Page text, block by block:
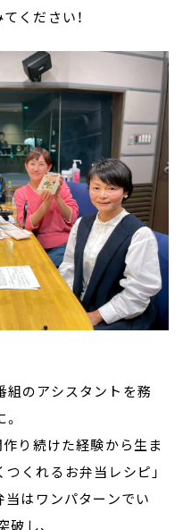
ください！
組のアシスタントを務
り続けた経験から生ま
くれるお弁当レシピ」
当はワンパターンでい
破し、